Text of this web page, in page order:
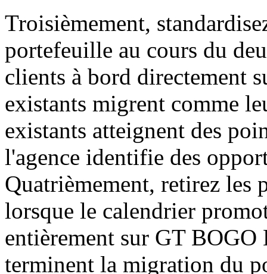
Troisièmement,
portefeuille au cours du
clients à bord directement
existants migrent comme
existants atteignent des
l'agence identifie des
Quatrièmement, retirez
lorsque le calendrier
entièrement sur GT BOGO
terminent la migration du